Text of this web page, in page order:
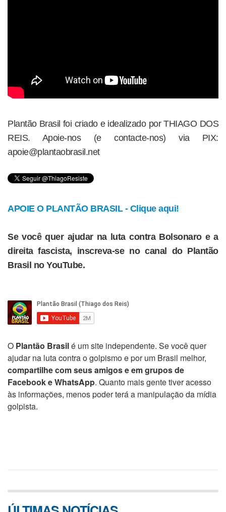
Plantão Brasil foi criado e idealizado por THIAGO DOS
REIS. Apoie-nos (e contacte-nos) via PIX:
apoie@plantaobrasil.net
APOIE O PLANTÃO BRASIL - Clique aqui!
Se você quer ajudar na luta contra Bolsonaro e a
direita fascista, inscreva-se no canal do Plantão
Brasil no YouTube.
O Plantão Brasilé um site independente. Se você quer
ajudar na luta contra o golpismo e por um Brasil melhor,
compartilhe com seus amigos e em grupos de
Facebook e WhatsApp. Quanto mais gente tiver acesso
às informações, menos poder terá a manipulação da mídia
golpista.